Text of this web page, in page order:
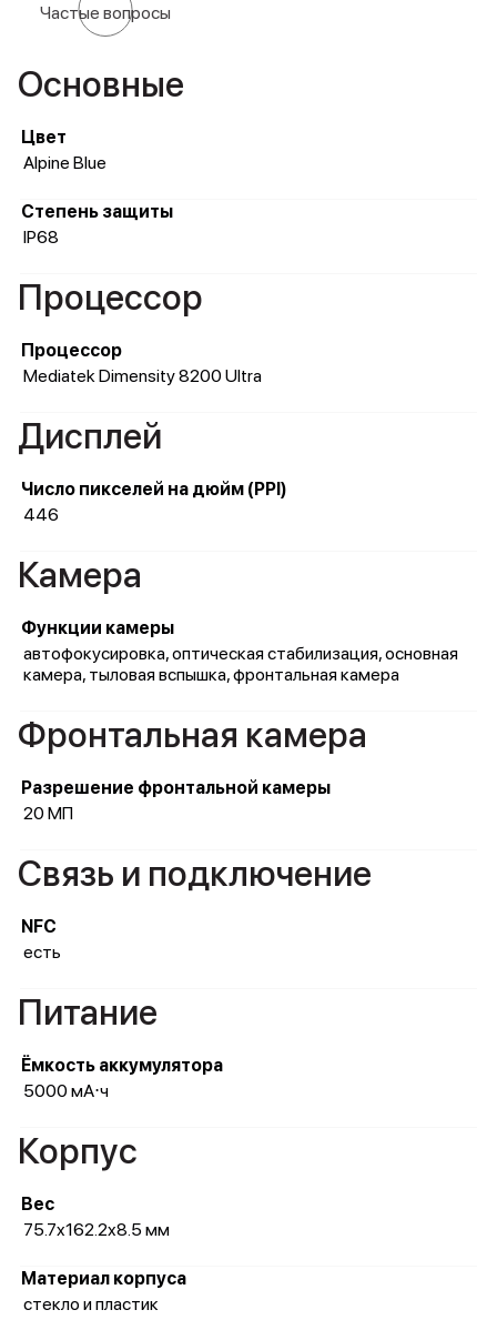
Частые вопросы
Основные
Цвет
Alpine Blue
Степень защиты
IP68
Процессор
Процессор
Mediatek Dimensity 8200 Ultra
Дисплей
Число пикселей на дюйм (PPI)
446
Камера
Функции камеры
автофокусировка, оптическая стабилизация, основная
камера, тыловая вспышка, фронтальная камера
Фронтальная камера
Разрешение фронтальной камеры
20 МП
Связь и подключение
NFC
есть
Питание
Ёмкость аккумулятора
5000 мА⋅ч
Корпус
Вес
75.7x162.2x8.5 мм
Материал корпуса
стекло и пластик